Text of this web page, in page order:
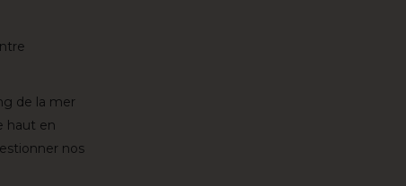
de la mer
haut en
nos